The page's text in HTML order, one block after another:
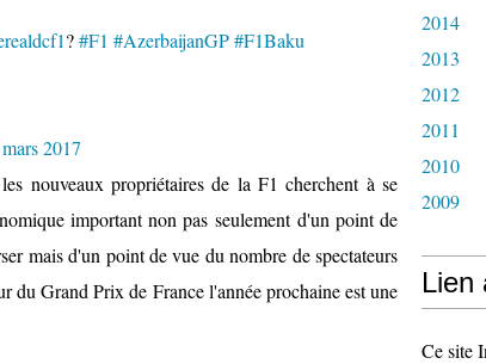
?#F1 #AzerbaijanGP#F1Baku
2017
nouveaux propriétaires de la F1 cherchent à se
important non pas seulement d'un point de
mais d'un point de vue du nombre de spectateurs
du Grand Prix de France l'année prochaine est une
2014
2013
2012
2011
2010
2009
Lien
Ce site